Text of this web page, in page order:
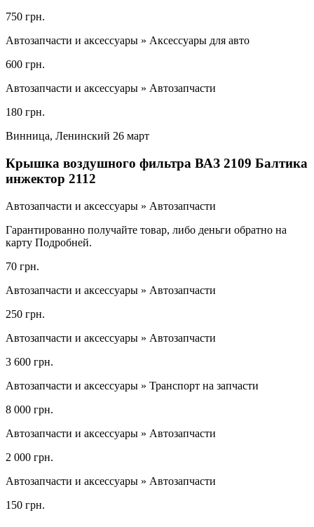
750 грн.
Автозапчасти и аксессуары » Аксессуары для авто
600 грн.
Автозапчасти и аксессуары » Автозапчасти
180 грн.
Винница, Ленинский 26 март
Крышка воздушного фильтра ВАЗ 2109 Балтика
инжектор 2112
Автозапчасти и аксессуары » Автозапчасти
Гарантированно получайте товар, либо деньги обратно на
карту Подробней.
70 грн.
Автозапчасти и аксессуары » Автозапчасти
250 грн.
Автозапчасти и аксессуары » Автозапчасти
3 600 грн.
Автозапчасти и аксессуары » Транспорт на запчасти
8 000 грн.
Автозапчасти и аксессуары » Автозапчасти
2 000 грн.
Автозапчасти и аксессуары » Автозапчасти
150 грн.